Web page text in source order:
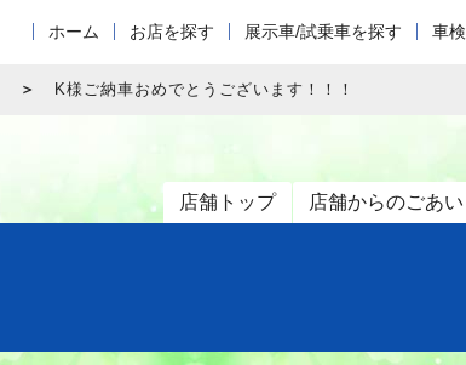
ホーム お店を探す 展示車/試乗車を探す 車
K様ご納車おめでとうございます！！！
店舗トップ 店舗からのごあ